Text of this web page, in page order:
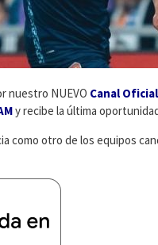
nuestro NUEVO Canal
y recibe la última
como otro de los equipos